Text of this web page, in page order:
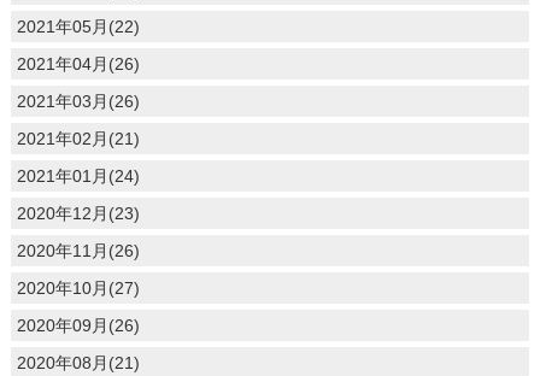
2021年05月(22)
2021年04月(26)
2021年03月(26)
2021年02月(21)
2021年01月(24)
2020年12月(23)
2020年11月(26)
2020年10月(27)
2020年09月(26)
2020年08月(21)